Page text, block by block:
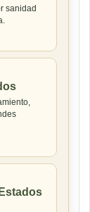
sanidad